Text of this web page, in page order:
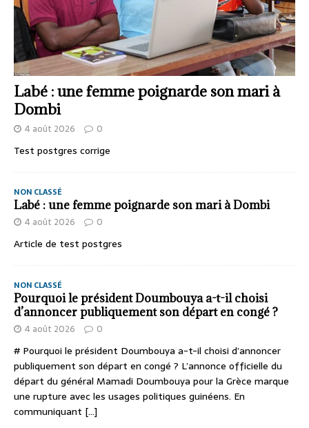
Labé : une femme poignarde son mari à
Dombi
4 août 2026 0
Test postgres corrige
NON CLASSÉ
Labé : une femme poignarde son mari à Dombi
4 août 2026 0
Article de test postgres
NON CLASSÉ
Pourquoi le président Doumbouya a-t-il choisi
d’annoncer publiquement son départ en congé ?
4 août 2026 0
# Pourquoi le président Doumbouya a-t-il choisi d’annoncer
publiquement son départ en congé ? L’annonce officielle du
départ du général Mamadi Doumbouya pour la Grèce marque
une rupture avec les usages politiques guinéens. En
communiquant [...]